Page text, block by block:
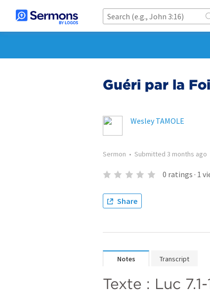
Guéri par la Foi
Wesley TAMOLE
Sermon • Submitted 3 months ago
0 ratings · 1
Share
Notes Transcript
Texte : Luc